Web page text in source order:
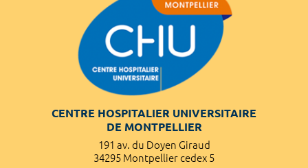
CENTRE HOSPITALIER UNIVERSITAIRE
DE MONTPELLIER
191 av. du Doyen Giraud
34295 Montpellier cedex 5